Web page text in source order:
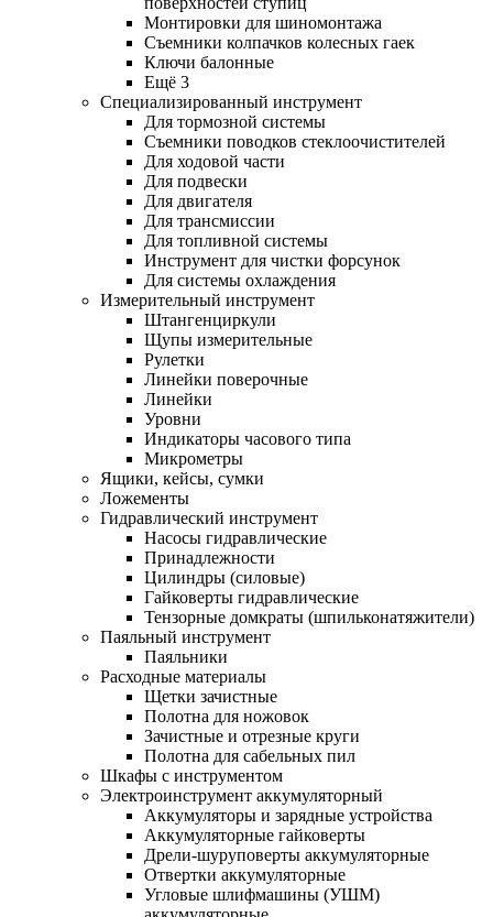
Монтировки для шиномонтажа
Съемники колпачков колесных гаек
Ключи балонные
Ещё 3
Специализированный инструмент
Для тормозной системы
Съемники поводков стеклоочистителей
Для ходовой части
Для подвески
Для двигателя
Для трансмиссии
Для топливной системы
Инструмент для чистки форсунок
Для системы охлаждения
Измерительный инструмент
Штангенциркули
Щупы измерительные
Рулетки
Линейки поверочные
Линейки
Уровни
Индикаторы часового типа
Микрометры
Ящики, кейсы, сумки
Ложементы
Гидравлический инструмент
Насосы гидравлические
Принадлежности
Цилиндры (силовые)
Гайковерты гидравлические
Тензорные домкраты (шпильконатяжители)
Паяльный инструмент
Паяльники
Расходные материалы
Щетки зачистные
Полотна для ножовок
Зачистные и отрезные круги
Полотна для сабельных пил
Шкафы с инструментом
Электроинструмент аккумуляторный
Аккумуляторы и зарядные устройства
Аккумуляторные гайковерты
Дрели-шуруповерты аккумуляторные
Отвертки аккумуляторные
Угловые шлифмашины (УШМ)